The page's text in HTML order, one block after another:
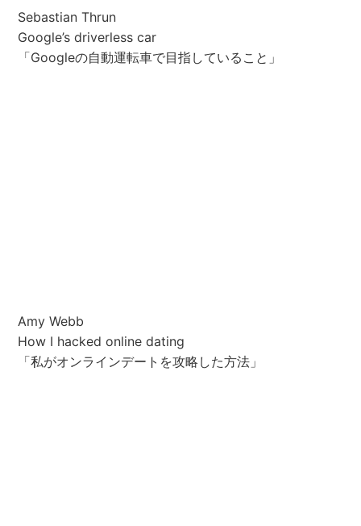
Sebastian Thrun
Google’s driverless car
「Googleの自動運転車で目指していること」
Amy Webb
How I hacked online dating
「私がオンラインデートを攻略した方法」